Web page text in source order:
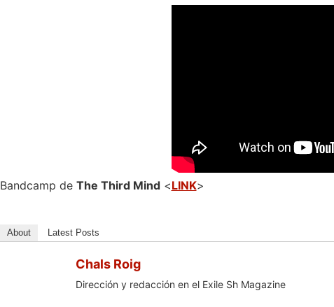
Bandcamp de The Third Mind<LINK>
About Latest Posts
Chals Roig
Dirección y redacción en el Exile Sh Magazine